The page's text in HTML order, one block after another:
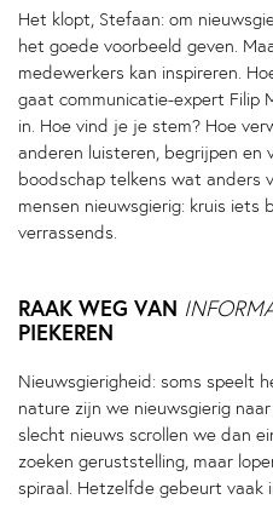
Het klopt, Stefaan: om
het goede voorbeeld geven.
medewerkers kan inspireren.
gaat communicatie-expert Filip
in. Hoe vind je je stem? Hoe
anderen luisteren, begrijpen en
boodschap telkens wat anders
mensen nieuwsgierig: kruis iets
verrassends.
RAAK WEG VAN
PIEKEREN
Nieuwsgierigheid: soms speelt
nature zijn we nieuwsgierig
slecht nieuws scrollen we dan
zoeken geruststelling, maar
spiraal. Hetzelfde gebeurt vaak